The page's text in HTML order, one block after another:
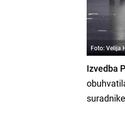
Foto: Velija
Izvedba